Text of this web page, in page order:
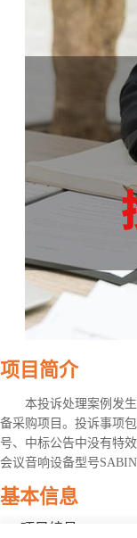
项目简介
本投诉处理案例发
备采购项目。投诉事项
号、中标公告中没有特
会议音响设备型号
基本信息
项目编号：